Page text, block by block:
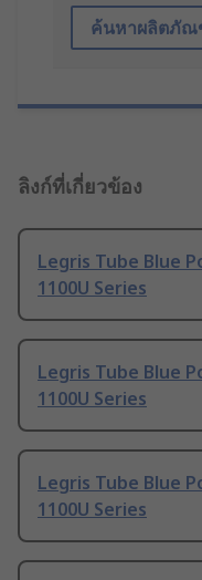
ค้นหาผลิตภั
ลิงก์ที่เกี่ยวข้อง
Legris Tube Blue
1100U Series
Legris Tube Blue
1100U Series
Legris Tube Blue
1100U Series